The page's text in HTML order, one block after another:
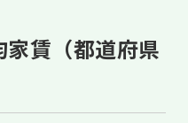
家賃（都道府県